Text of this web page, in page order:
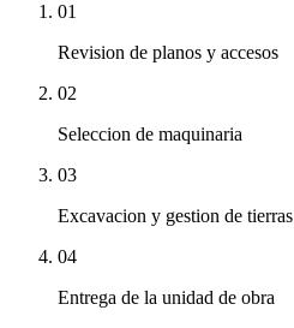
01
Revision de planos y accesos
02
Seleccion de maquinaria
03
Excavacion y gestion de tierras
04
Entrega de la unidad de obra